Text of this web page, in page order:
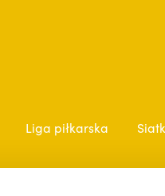
Liga piłkarska